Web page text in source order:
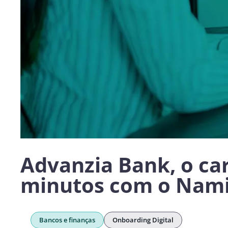
Advanzia Bank, o
minutos com o
Bancos e finanças Onboarding Digital